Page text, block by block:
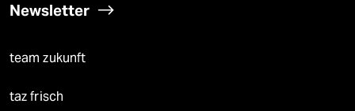
Newsletter
team zukunft
taz frisch